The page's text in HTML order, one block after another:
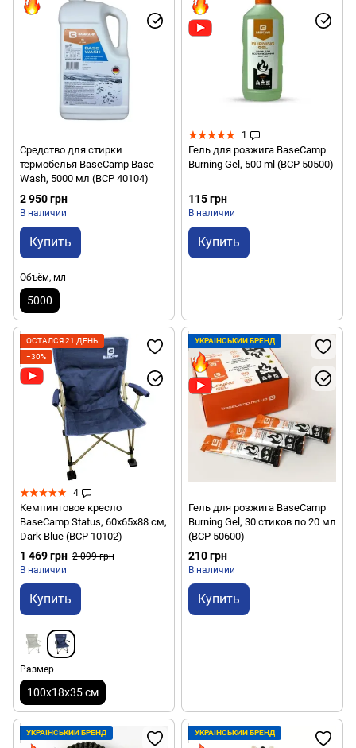
Средство для стирки
термобелья BaseCamp Base
Wash, 5000 мл (BCP 40104)
2 950 грн
В наличии
Купить
Объём, мл
5000
1
Гель для розжига BaseCamp
Burning Gel, 500 ml (BCP 50500)
115 грн
В наличии
Купить
ОСТАЛСЯ 21 ДЕНЬ
−30%
4
Кемпинговое кресло
BaseCamp Status, 60x65x88 см,
Dark Blue (BCP 10102)
1 469 грн 2 099 грн
В наличии
Купить
Размер
100х18х35 см
УКРАЇНСЬКИЙ БРЕНД
Гель для розжига BaseCamp
Burning Gel, 30 стиков по 20 мл
(BCP 50600)
210 грн
В наличии
Купить
УКРАЇНСЬКИЙ БРЕНД УКРАЇНСЬКИЙ БРЕНД